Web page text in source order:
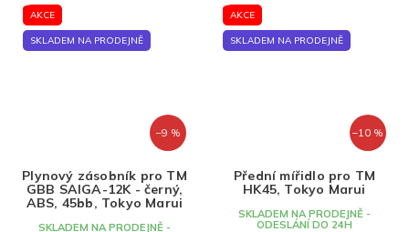
AKCE
SKLADEM NA PRODEJNĚ
–9 %
Plynový zásobník pro TM
GBB SAIGA-12K - černý,
ABS, 45bb, Tokyo Marui
SKLADEM NA PRODEJNĚ -
AKCE
SKLADEM NA PRODEJNĚ
–10 %
Přední mířidlo pro TM
HK45, Tokyo Marui
SKLADEM NA PRODEJNĚ -
ODESLÁNÍ DO 24H